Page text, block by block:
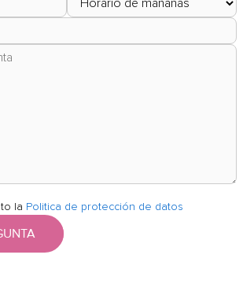
la Politica de protección de datos